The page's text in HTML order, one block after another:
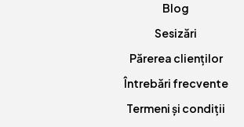
Blog
Sesizări
Părerea clienților
Întrebări frecvente
Termeni și condiții